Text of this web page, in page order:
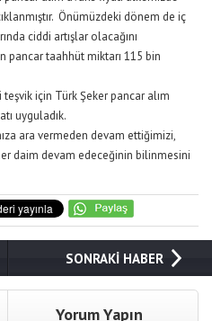
Önümüzdeki dönem de iç
ciddi artışlar olacağını
pancar taahhüt miktarı 115 bin
için Türk Şeker pancar alım
uyguladık.
ara vermeden devam ettiğimizi,
daim devam edeceğinin bilinmesini
SONRAKİ HABER
Yorum Yapın